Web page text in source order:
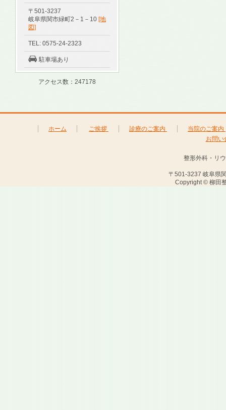
〒501-3237
岐阜県関市緑町2－1－10 [地
図]
TEL: 0575-24-2323
駐車場あり
アクセス数：247178
ホーム ご挨拶 診療のご案内
当院のご案内
お問
整形外科・リ
〒501-3237 岐阜県
Copyright © 柳田